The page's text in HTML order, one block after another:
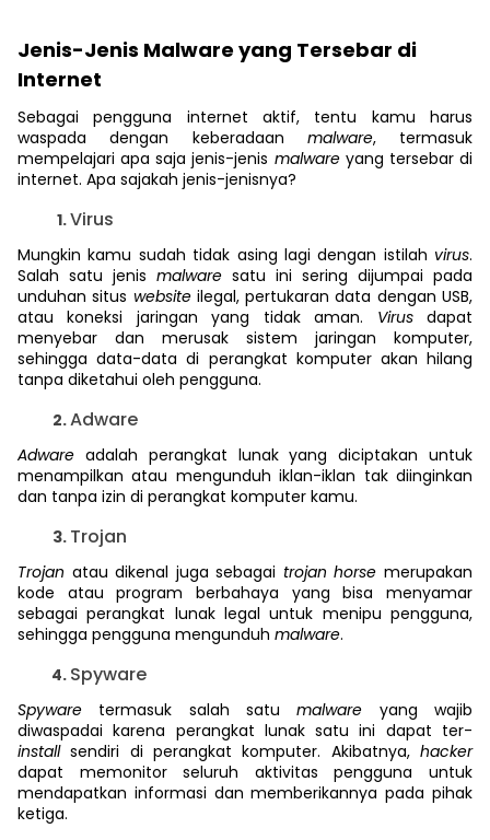
Jenis-Jenis Malware yang Tersebar di
Internet
Sebagai pengguna internet aktif, tentu kamu harus
waspada dengan keberadaan malware, termasuk
mempelajari apa saja jenis-jenis malware yang tersebar di
internet. Apa sajakah jenis-jenisnya?
Virus
Mungkin kamu sudah tidak asing lagi dengan istilah virus.
Salah satu jenis malware satu ini sering dijumpai pada
unduhan situs website ilegal, pertukaran data dengan USB,
atau koneksi jaringan yang tidak aman. Virusdapat
menyebar dan merusak sistem jaringan komputer,
sehingga data-data di perangkat komputer akan hilang
tanpa diketahui oleh pengguna.
Adware
Adware adalah perangkat lunak yang diciptakan untuk
menampilkan atau mengunduh iklan-iklan tak diinginkan
dan tanpa izin di perangkat komputer kamu.
Trojan
Trojan atau dikenal juga sebagai trojan horsemerupakan
kode atau program berbahaya yang bisa menyamar
sebagai perangkat lunak legal untuk menipu pengguna,
sehingga pengguna mengunduh malware.
Spyware
Spyware termasuk salah satumalware yang wajib
diwaspadai karena perangkat lunak satu ini dapat ter-
installsendiri di perangkat komputer. Akibatnya,hacker
dapat memonitor seluruh aktivitas pengguna untuk
mendapatkan informasi dan memberikannya pada pihak
ketiga.